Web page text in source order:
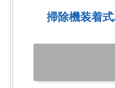
掃除機装着